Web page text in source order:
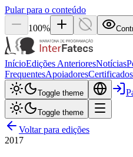
Pular para o conteúdo
100%
InícioEdições AnterioresNotícias
FrequentesApoiadoresCertificados
Toggle theme
Toggle theme
Voltar para edições
2017